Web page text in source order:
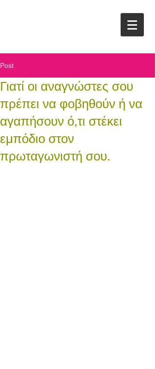
Post
Γιατί οι αναγνώστες σου
πρέπει να φοβηθούν ή να
αγαπήσουν ό,τι στέκει
εμπόδιο στον
πρωταγωνιστή σου.